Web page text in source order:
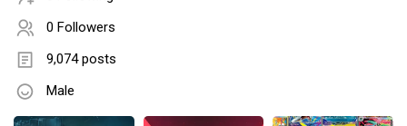
0 Followers
9,074 posts
Male